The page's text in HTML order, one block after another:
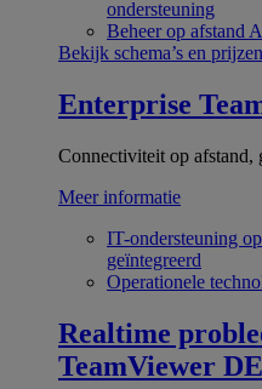
ondersteuning
Beheer op afstand
Bekijk schema’s en prijzen
Enterprise
Connectiviteit op afstand,
Meer informatie
IT-ondersteuning
geïntegreerd
Operationele
Realtime
TeamViewer